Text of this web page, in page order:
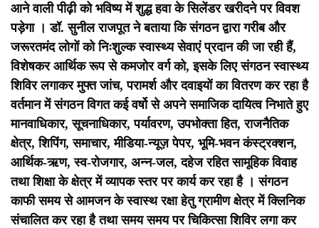
आने वाली पीढ़ी को भविष्य में शुद्ध हवा के सिलेंडर खरीदने पर विवश
पड़ेगा ।डॉ. सुनील राजपूत ने बताया कि संगठन द्वारा गरीब और
जरूरतमंद लोगों को निःशुल्क स्वास्थ्य सेवाएं प्रदान की जा रही हैं,
विशेषकर आर्थिक रूप से कमजोर वर्ग को, इसके लिए संगठन स्वास्थ्य
शिविर लगाकर मुफ्त जांच, परामर्श और दवाइयों का वितरण कर रहा है
वर्तमान में संगठन विगत कई वर्षो से अपने समाजिक दायित्व निभाते हुए
मानवाधिकार, सूचनाधिकार, पर्यावरण, उपभोक्ता हित, राजनैतिक
क्षेत्र, शिपिंग, समाचार, मीडिया-न्यूज़ पेपर, भूमि-भवन कंस्ट्रक्शन,
आर्थिक-ऋण, स्व-रोजगार, अन्न-जल, दहेज रहित सामूहिक विवाह
तथा शिक्षा के क्षेत्र में व्यापक स्तर पर कार्य कर रहा है ।संगठन
काफी समय से आमजन के स्वास्थ रक्षा हेतु ग्रामीण क्षेत्र में क्लिनिक
संचालित कर रहा है तथा समय समय पर चिकित्सा शिविर लगा कर